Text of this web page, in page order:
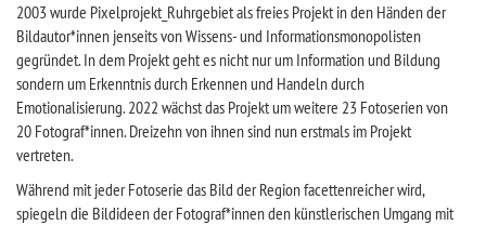
2003 wurde Pixelprojekt_Ruhrgebiet als freies Projekt in den Händen der
Bildautor*innen jenseits von Wissens- und Informationsmonopolisten
gegründet. In dem Projekt geht es nicht nur um Information und Bildung
sondern um Erkenntnis durch Erkennen und Handeln durch
Emotionalisierung. 2022 wächst das Projekt um weitere 23 Fotoserien von
20 Fotograf*innen. Dreizehn von ihnen sind nun erstmals im Projekt
vertreten.
Während mit jeder Fotoserie das Bild der Region facettenreicher wird,
spiegeln die Bildideen der Fotograf*innen den künstlerischen Umgang mit